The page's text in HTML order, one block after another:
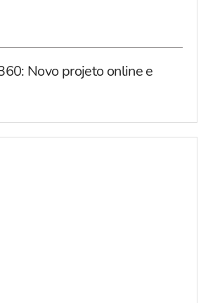
Novo projeto online e